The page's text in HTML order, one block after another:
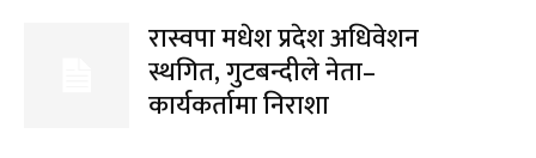
रास्वपा मधेश प्रदेश अधिवेशन
स्थगित, गुटबन्दीले नेता–
कार्यकर्तामा निराशा